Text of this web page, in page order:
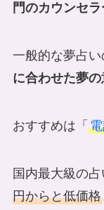
門のカウンセ
一般的な夢占い
に合わせた夢
おすすめは「
国内最大級の占
円からと低価格